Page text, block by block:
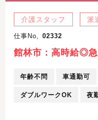
介護スタッフ 派
仕事No, 02332
館林市：高時給◎
年齢不問 車通勤可
ダブルワークOK 夜